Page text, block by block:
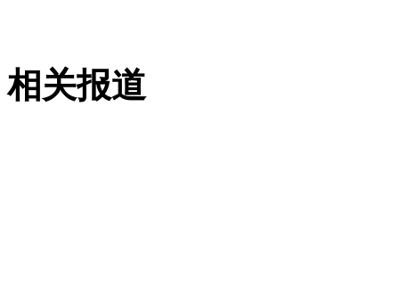
范冰冰捞金遭男偷瞄裙底 群众爬墙头睹芳容
相关报道